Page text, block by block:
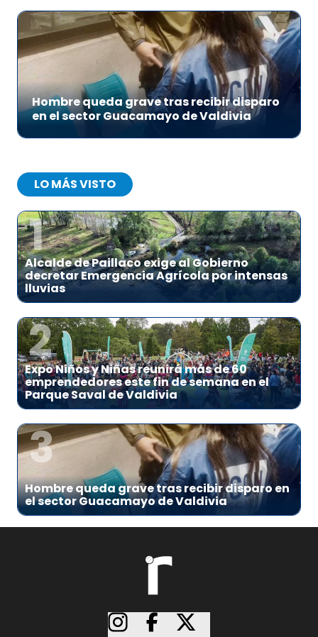
Hombre queda grave tras recibir disparo
en el sector Guacamayo de Valdivia
LO MÁS VISTO
1
Alcalde de Paillaco exige al Gobierno
decretar Emergencia Agrícola por intensas
lluvias
2
Expo Niños y Niñas reunirá más de 60
emprendedores este fin de semana en el
Parque Saval de Valdivia
3
Hombre queda grave tras recibir disparo en
el sector Guacamayo de Valdivia